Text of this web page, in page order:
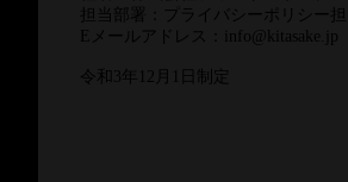
担当部署：プライバシーポリシー担
Eメールアドレス：info@kitasake.jp
令和3年12月1日制定